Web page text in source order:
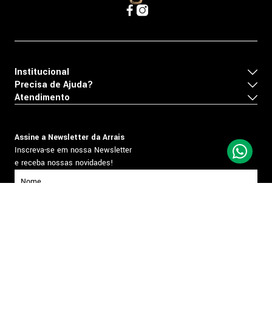
Institucional
Precisa de Ajuda?
Atendimento
Assine a Newsletter da Arrais
Inscreva-se em nossa Newsletter
e receba nossas novidades!